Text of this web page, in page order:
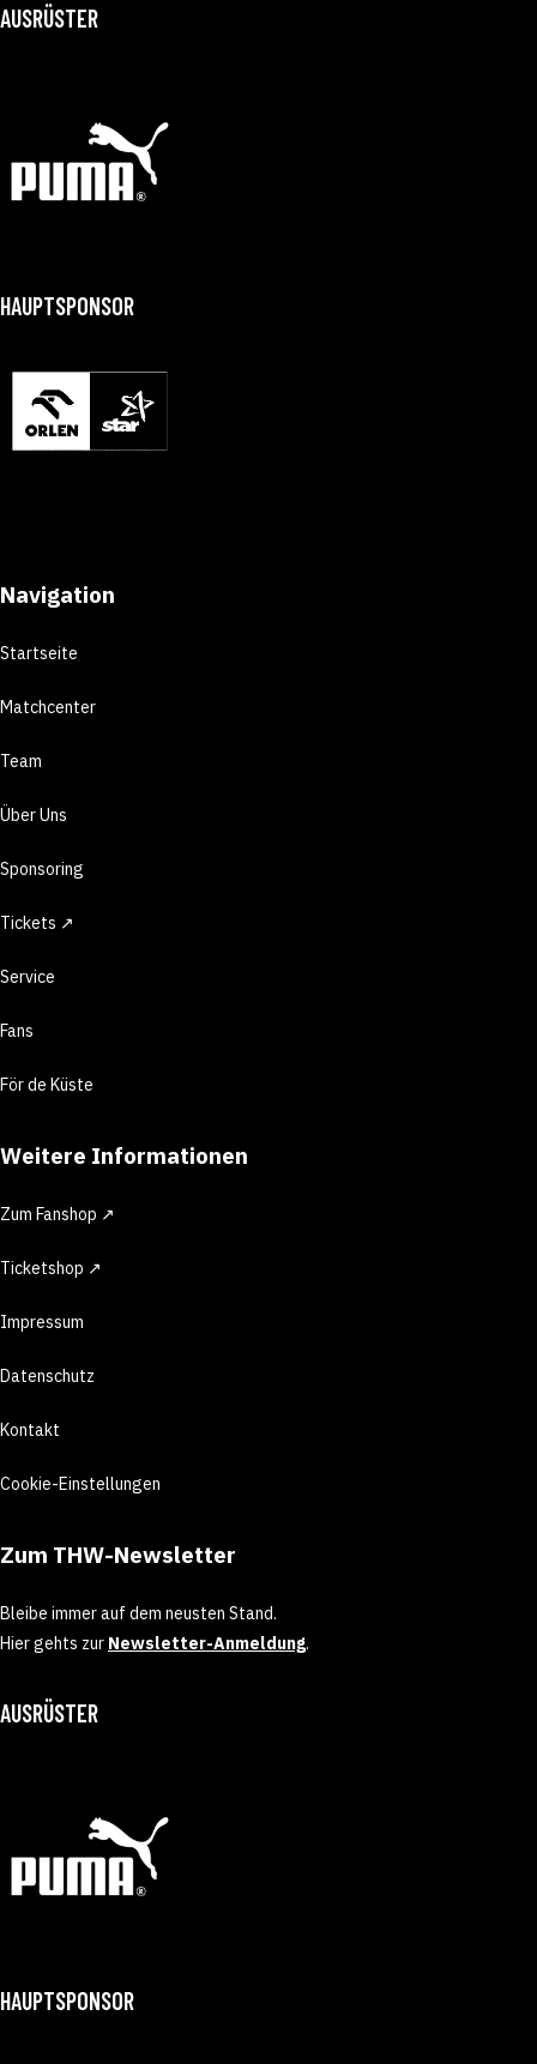
AUSRÜSTER
HAUPTSPONSOR
Navigation
Startseite
Matchcenter
Team
Über Uns
Sponsoring
Tickets ↗
Service
Fans
För de Küste
Weitere Informationen
Zum Fanshop ↗
Ticketshop ↗
Impressum
Datenschutz
Kontakt
Cookie-Einstellungen
Zum THW-Newsletter
Bleibe immer auf dem neusten Stand.
Hier gehts zur Newsletter-Anmeldung.
AUSRÜSTER
HAUPTSPONSOR